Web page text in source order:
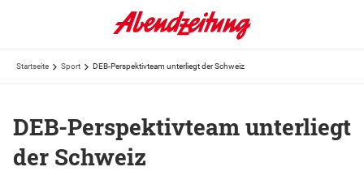
Startseite Sport DEB-Perspektivteam unterliegt der Schweiz
DEB-Perspektivteam unterliegt
der Schweiz